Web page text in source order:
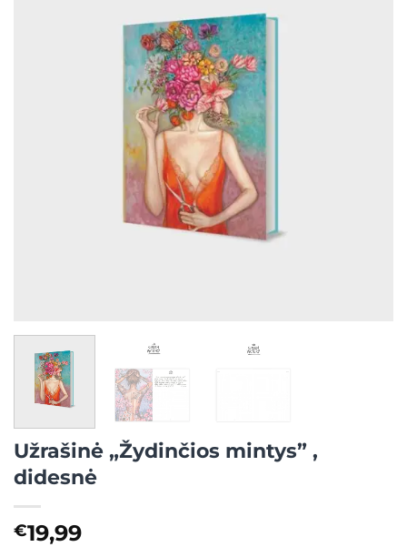
Užrašinė „Žydinčios mintys” ,
didesnė
€19,99